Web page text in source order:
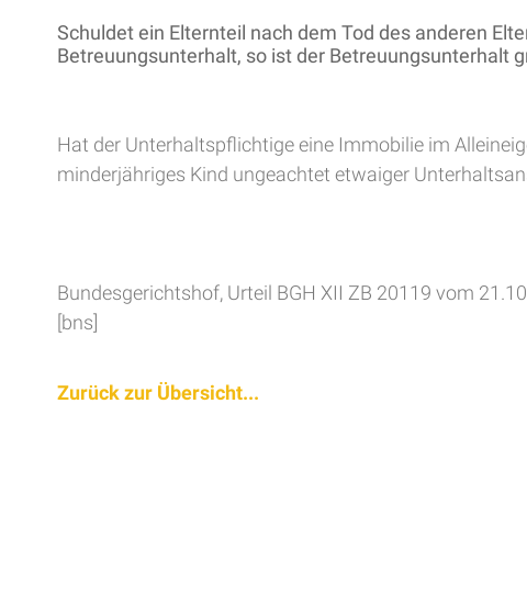
Schuldet ein Elternteil nach dem Tod des anderen
Betreuungsunterhalt, so ist der Betreuungsunterhalt
Hat der Unterhaltspflichtige eine Immobilie im
minderjähriges Kind ungeachtet etwaiger
Bundesgerichtshof, Urteil BGH XII ZB 20119 vom
[bns]
Zurück zur Übersicht...